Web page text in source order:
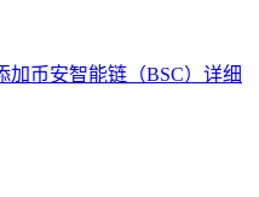
加币安智能链（BSC）详细